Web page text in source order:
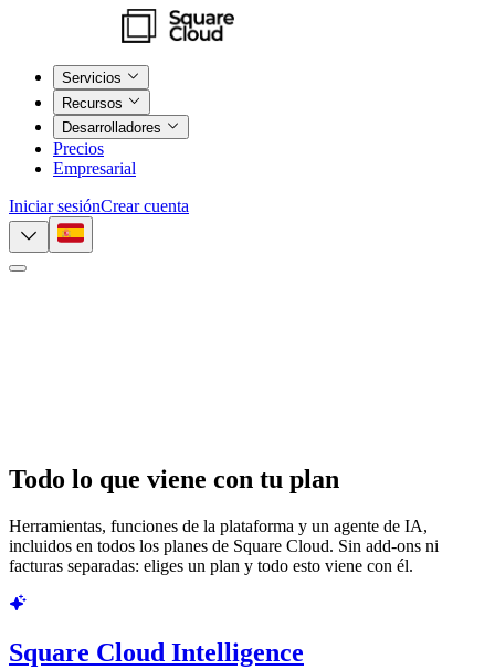
Servicios
Recursos
Desarrolladores
Precios
Empresarial
Iniciar sesiónCrear cuenta
Todo lo que viene con tu plan
Herramientas, funciones de la plataforma y un agente de IA,
incluidos en todos los planes de Square Cloud. Sin add-ons ni
facturas separadas: eliges un plan y todo esto viene con él.
Square Cloud Intelligence